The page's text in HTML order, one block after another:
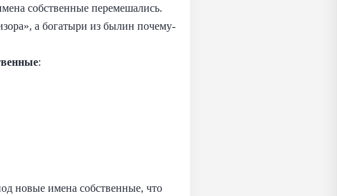
собственные перемешались.
а богатыри из былин почему-
:
новые имена собственные, что